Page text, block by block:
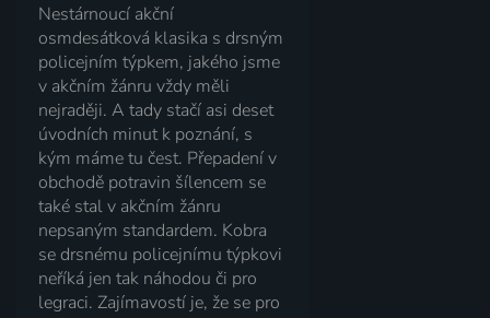
Nestárnoucí akční
osmdesátková klasika s drsným
policejním týpkem, jakého jsme
v akčním žánru vždy měli
nejraději. A tady stačí asi deset
úvodních minut k poznání, s
kým máme tu čest. Přepadení v
obchodě potravin šílencem se
také stal v akčním žánru
nepsaným standardem. Kobra
se drsnému policejnímu týpkovi
neříká jen tak náhodou či pro
legraci. Zajímavostí je, že se pro